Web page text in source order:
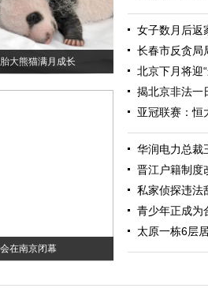
大熊猫满月成长
在南京闭幕
女子数月后返
长春市反贪局
北京下月将迎
揭北京非法一
亚冠联赛：恒
华润电力总裁
晋江户籍制度
私家侦探违法
青少年正成为
太原一栋6层